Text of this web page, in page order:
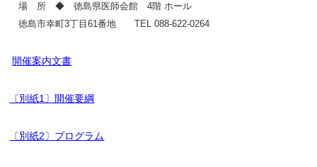
場 所 ◆ 徳島県医師会館 4階 ホール
徳島市幸町3丁目61番地 TEL 088-622-0264
開催案内文書
〔別紙1〕開催要綱
〔別紙2〕プログラム